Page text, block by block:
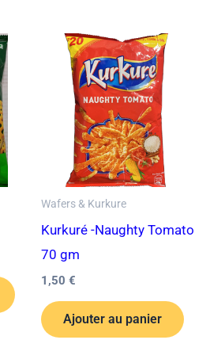
Wafers & Kurkure
Kurkuré -Naughty Tomato
70 gm
1,50 €
Ajouter au panier